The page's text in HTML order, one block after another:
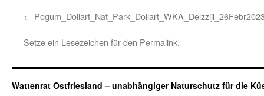
Setze ein Lesezeichen für den Permalink.
Wattenrat Ostfriesland – unabhängiger Naturschutz für die